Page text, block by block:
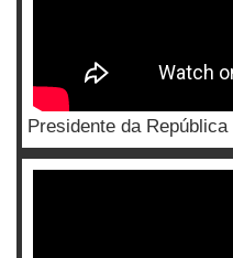
Presidente da